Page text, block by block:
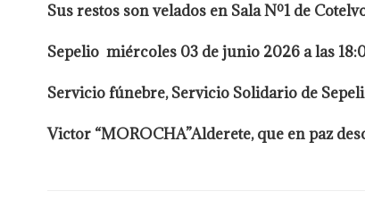
Sus restos son velados en Sala Nº1 de
Sepelio miércoles 03 de junio 2026 a las
Servicio fúnebre, Servicio Solidario de
Victor “MOROCHA”Alderete, que en paz